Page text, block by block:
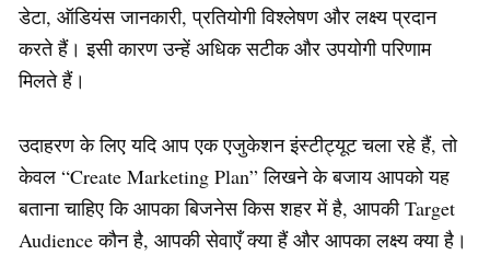
डेटा, ऑडियंस जानकारी, प्रतियोगी विश्लेषण और लक्ष्य प्रदान
करते हैं। इसी कारण उन्हें अधिक सटीक और उपयोगी परिणाम
मिलते हैं।
उदाहरण के लिए यदि आप एक एजुकेशन इंस्टीट्यूट चला रहे हैं, तो
केवल “Create Marketing Plan” लिखने के बजाय आपको यह
बताना चाहिए कि आपका बिजनेस किस शहर में है, आपकी Target
Audience कौन है, आपकी सेवाएँ क्या हैं और आपका लक्ष्य क्या है।